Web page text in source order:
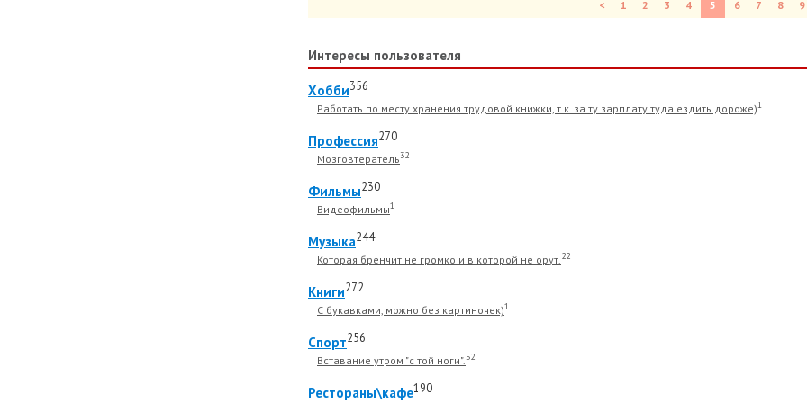
< 1 2 3 4 5 6 7 8 9
Интересы пользователя
Хобби356
Работать по месту хранения трудовой книжки, т.к. за ту зарплату туда ездить дороже)1
Профессия270
Мозговтератель32
Фильмы230
Видеофильмы1
Музыка244
Которая бренчит не громко и в которой не орут.22
Книги272
С букавками, можно без картиночек)1
Спорт256
Вставание утром "с той ноги".52
Рестораны\кафе190